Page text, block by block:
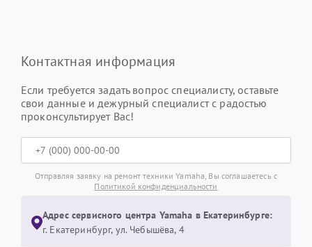
Контактная информация
Если требуется задать вопрос специалисту, оставьте
свои данные и дежурный специалист с радостью
проконсультирует Вас!
Отправляя заявку на ремонт техники Yamaha, Вы соглашаетесь с
Политикой конфиденциальности
Адрес сервисного центра Yamaha в Екатеринбурге:
г. Екатеринбург, ул. Чебышёва, 4